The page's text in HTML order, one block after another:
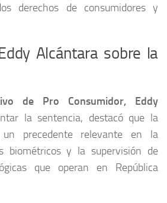
derechos de consumidores y
Alcántara sobre la
de Pro Consumidor, Eddy
la sentencia, destacó que la
precedente relevante en la
biométricos y la supervisión de
que operan en República